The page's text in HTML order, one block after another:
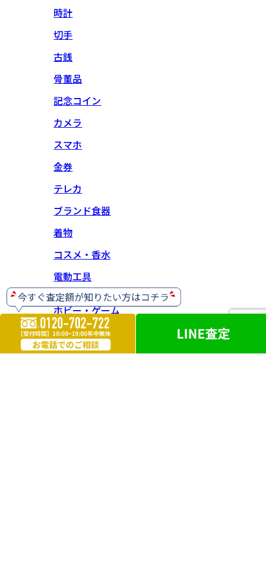
時計
切手
古銭
骨董品
記念コイン
カメラ
スマホ
金券
テレカ
ブランド食器
着物
コスメ・香水
電動工具
ホビー・ゲーム
楽器
お酒